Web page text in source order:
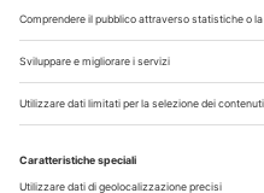
Contatti
Note Legali
Privacy